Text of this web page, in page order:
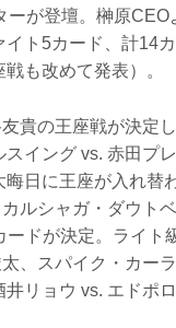
ーが登壇。榊原CEO
イト5カード、計14
も改めて発表）。
貴の王座戦が決定
イング vs. 赤田プ
晦日に王座が入れ替
ルシャガ・ダウト
ードが決定。ライト
、スパイク・カー
リョウ vs. エドポ